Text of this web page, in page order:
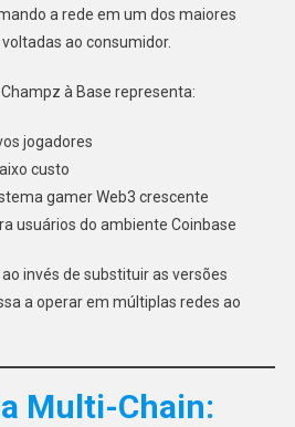
a rede em um dos maiores
ao consumidor.
à Base representa:
jogadores
custo
gamer Web3 crescente
usuários do ambiente Coinbase
invés de substituir as versões
a operar em múltiplas redes ao
Multi-Chain: